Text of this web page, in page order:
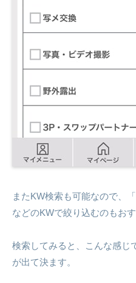
またKW検索も可能なので、
などのKWで絞り込むのもおす
検索してみると、こんな感じ
が出て決ます。